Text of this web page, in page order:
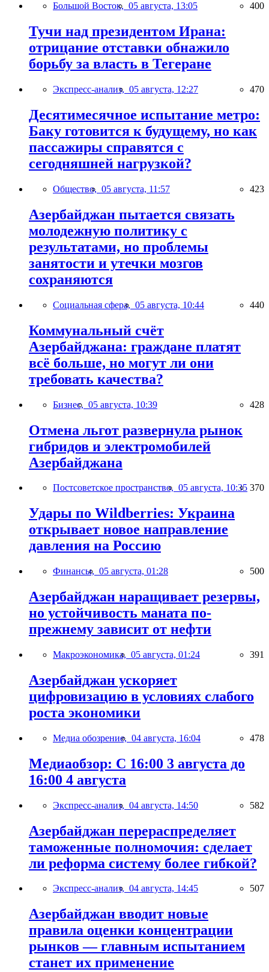
Большой Восток, 05 августа, 13:05 400
Тучи над президентом Ирана:
отрицание отставки обнажило
борьбу за власть в Тегеране
Экспресс-анализ, 05 августа, 12:27 470
Десятимесячное испытание метро:
Баку готовится к будущему, но как
пассажиры справятся с
сегодняшней нагрузкой?
Общество, 05 августа, 11:57 423
Азербайджан пытается связать
молодежную политику с
результатами, но проблемы
занятости и утечки мозгов
сохраняются
Социальная сфера, 05 августа, 10:44 440
Коммунальный счёт
Азербайджана: граждане платят
всё больше, но могут ли они
требовать качества?
Бизнес, 05 августа, 10:39 428
Отмена льгот развернула рынок
гибридов и электромобилей
Азербайджана
Постсоветское пространство, 05 августа, 10:35 370
Удары по Wildberries: Украина
открывает новое направление
давления на Россию
Финансы, 05 августа, 01:28 500
Азербайджан наращивает резервы,
но устойчивость маната по-
прежнему зависит от нефти
Макроэкономика, 05 августа, 01:24 391
Азербайджан ускоряет
цифровизацию в условиях слабого
роста экономики
Медиа обозрение, 04 августа, 16:04 478
Медиаобзор: С 16:00 3 августа до
16:00 4 августа
Экспресс-анализ, 04 августа, 14:50 582
Азербайджан перераспределяет
таможенные полномочия: сделает
ли реформа систему более гибкой?
Экспресс-анализ, 04 августа, 14:45 507
Азербайджан вводит новые
правила оценки концентрации
рынков — главным испытанием
станет их применение